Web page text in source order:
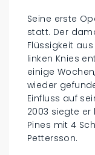
Seine erste
statt. Der
Flüssigkeit
linken Knies
einige
wieder
Einfluss auf
2003 siegte
Pines mit 4
Pettersson.